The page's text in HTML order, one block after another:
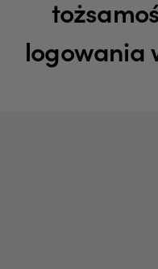
logowania